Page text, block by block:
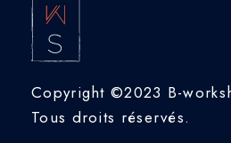
Copyright ©2023 B-
Tous droits réservés.